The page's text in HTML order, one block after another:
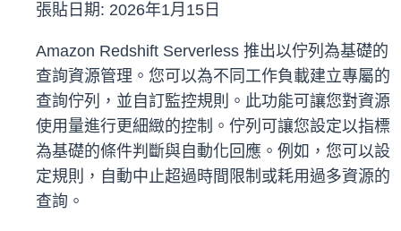
張貼日期: 2026年1月15日
Amazon Redshift Serverless 推出以佇列為基礎的
查詢資源管理。您可以為不同工作負載建立專屬的
查詢佇列，並自訂監控規則。此功能可讓您對資源
使用量進行更細緻的控制。佇列可讓您設定以指標
為基礎的條件判斷與自動化回應。例如，您可以設
定規則，自動中止超過時間限制或耗用過多資源的
查詢。